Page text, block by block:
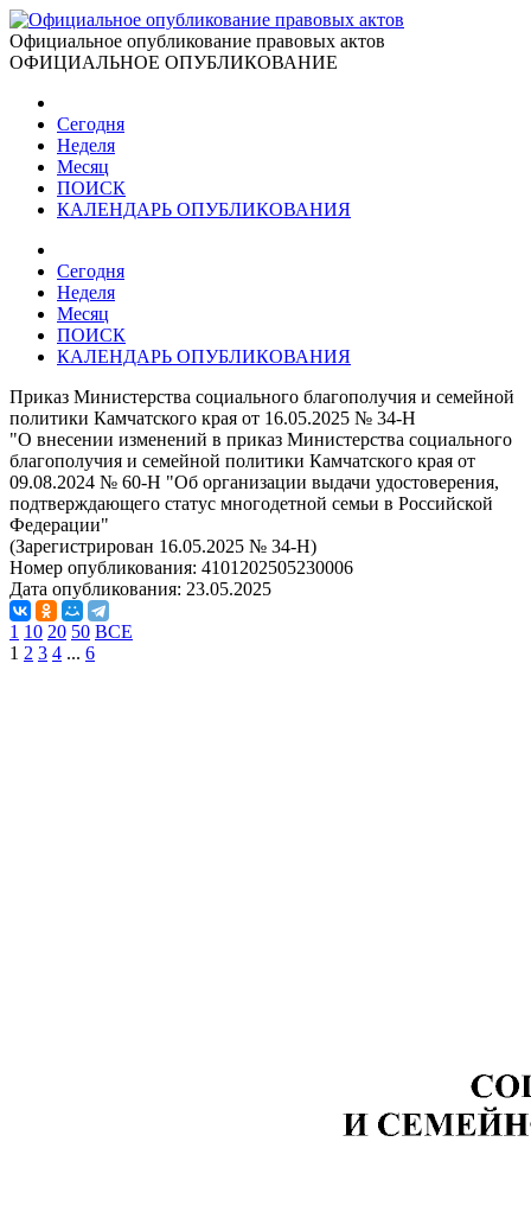
Официальное опубликование правовых актов
ОФИЦИАЛЬНОЕ ОПУБЛИКОВАНИЕ
Сегодня
Неделя
Месяц
ПОИСК
КАЛЕНДАРЬ ОПУБЛИКОВАНИЯ
Сегодня
Неделя
Месяц
ПОИСК
КАЛЕНДАРЬ ОПУБЛИКОВАНИЯ
Приказ Министерства социального благополучия и семейной
политики Камчатского края от 16.05.2025 № 34-Н
"О внесении изменений в приказ Министерства социального
благополучия и семейной политики Камчатского края от
09.08.2024 № 60-Н "Об организации выдачи удостоверения,
подтверждающего статус многодетной семьи в Российской
Федерации"
(Зарегистрирован 16.05.2025 № 34-Н)
Номер опубликования: 4101202505230006
Дата опубликования: 23.05.2025
1 10 20 50 ВСЕ
1 2 3 4 ... 6